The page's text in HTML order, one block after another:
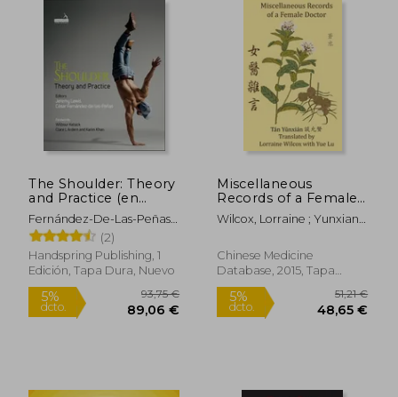
Rápido
The Shoulder: Theory
and Practice (en
Inglés)
Fernández-De-Las-Peñas,
César ; Lewis, Jeremy
(2)
Handspring Publishing, 1
Edición, Tapa Dura, Nuevo
Miscellaneous
Records of a Female
Doctor (en Inglés)
Wilcox, Lorraine ; Yunxian,
Chinese Medicine
Database, 2015, Tapa
Blanda, Nuevo